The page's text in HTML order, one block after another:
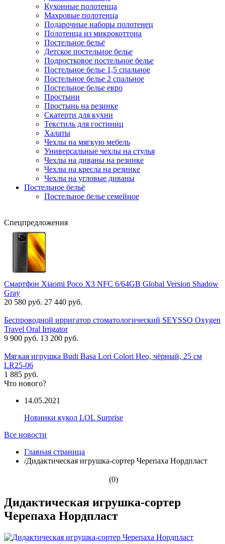
Кухонные полотенца
Махровые полотенца
Подарочные наборы полотенец
Полотенца из микрокоттона
Постельное бельё
Детское постельное белье
Подростковое постельное белье
Постельное белье 1,5 спальное
Постельное белье 2 спальное
Постельное белье евро
Простыни
Простынь на резинке
Скатерти для кухни
Текстиль для гостиниц
Халаты
Чехлы на мягкую мебель
Универсальные чехлы на стулья
Чехлы на диваны на резинке
Чехлы на кресла на резинке
Чехлы на угловые диваны
Постельное бельё
Постельное белье семейное
Спецпредложения
Смартфон Xiaomi Poco X3 NFC 6/64GB Global Version Shadow
Gray
20 580 руб. 27 440 руб.
Беспроводной ирригатор стоматологический SEYSSO Oxygen
Travel Oral Irrigator
9 900 руб. 13 200 руб.
Мягкая игрушка Budi Basa Lori Colori Нео, чёрный, 25 см
LR25-06
1 885 руб.
Что нового?
14.05.2021
Новинки кукол LOL Surprise
Все новости
Главная страница
/Дидактическая игрушка-сортер Черепаха Нордпласт
(0)
Дидактическая игрушка-сортер
Черепаха Нордпласт